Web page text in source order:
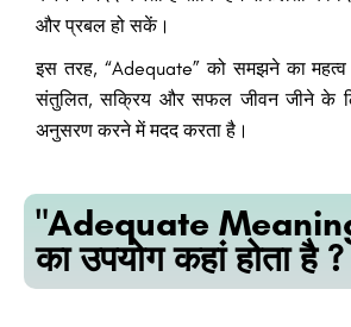
और प्रबल हो सकें।
इस तरह, “Adequate” को समझने का
संतुलित, सक्रिय और सफल जीवन जीने के
अनुसरण करने में मदद करता है।
"Adequate
का उपयोग कहां होता है ?